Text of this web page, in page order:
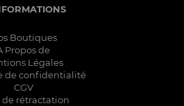
Boutiques
Propos de
Légales
de confidentialité
CGV
de rétractation